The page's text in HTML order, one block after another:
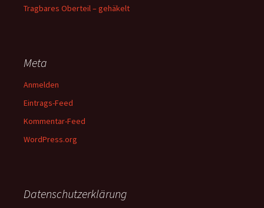
Tragbares Oberteil – gehäkelt
Meta
Anmelden
Eintrags-Feed
Kommentar-Feed
WordPress.org
Datenschutzerklärung